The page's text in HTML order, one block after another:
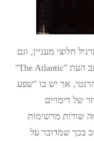
חלוצי מעניין, וגם
התגובות היו מעניינות. לדוגמה, בכתב העת "The Atlantic"
אך יש בו "שפע
של דימויים
שורות מרשימות
בכך שמדובר על